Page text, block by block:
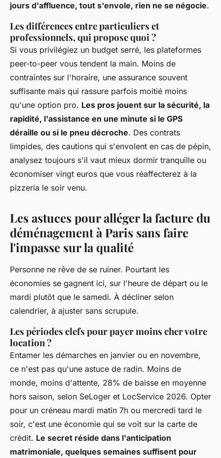
jours d'affluence, tout s'envole, rien ne se négocie.
Les différences entre particuliers et
professionnels, qui propose quoi ?
Si vous privilégiez un budget serré, les plateformes
peer-to-peer vous tendent la main. Moins de
contraintes sur l'horaire, une assurance souvent
suffisante mais qui rassure parfois moitié moins
qu'une option pro. Les pros jouent sur la sécurité, la
rapidité, l'assistance en une minute si le GPS
déraille ou si le pneu décroche. Des contrats
limpides, des cautions qui s'envolent en cas de pépin,
analysez toujours s'il vaut mieux dormir tranquille ou
économiser vingt euros que vous réaffecterez à la
pizzeria le soir venu.
Les astuces pour alléger la facture du
déménagement à Paris sans faire
l'impasse sur la qualité
Personne ne rêve de se ruiner. Pourtant les
économies se gagnent ici, sur l'heure de départ ou le
mardi plutôt que le samedi. À décliner selon
calendrier, à ajuster sans scrupule.
Les périodes clefs pour payer moins cher votre
location ?
Entamer les démarches en janvier ou en novembre,
ce n'est pas qu'une astuce de radin. Moins de
monde, moins d'attente, 28% de baisse en moyenne
hors saison, selon SeLoger et LocService 2026. Opter
pour un créneau mardi matin 7h ou mercredi tard le
soir, c'est une économie qui se voit sur la carte de
crédit. Le secret réside dans l'anticipation
matrimoniale, quelques semaines suffisent pour